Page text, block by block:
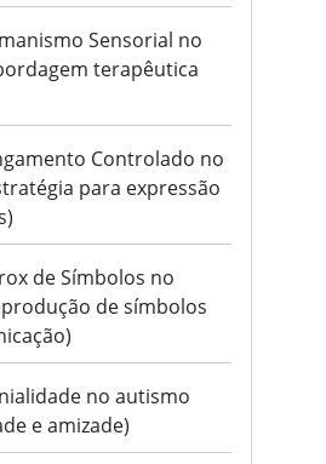
Sensorial no
terapêutica
Controlado no
para expressão
de Símbolos no
de símbolos
no autismo
e amizade)